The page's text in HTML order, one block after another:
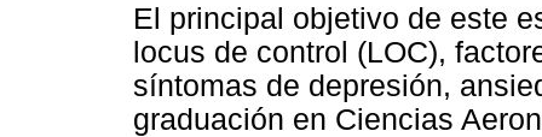
El principal objetivo de este
locus de control (LOC),
síntomas de depresión,
graduación en Ciencias